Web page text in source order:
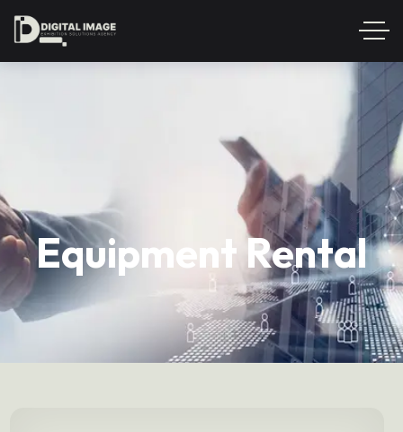
Equipment Rental